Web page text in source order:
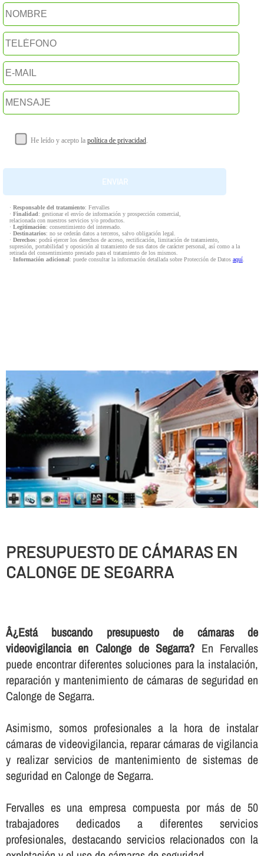
He leído y acepto la política de privacidad.
· Responsable del tratamiento: Fervalles
· Finalidad: gestionar el envío de información y prospección comercial,
relacionada con nuestros servicios y/o productos.
· Legitimación: consentimiento del interesado.
· Destinatarios: no se cederán datos a terceros, salvo obligación legal.
· Derechos: podrá ejercer los derechos de acceso, rectificación, limitación de tratamiento,
supresión, portabilidad y oposición al tratamiento de sus datos de carácter personal, así como a la
retirada del consentimiento prestado para el tratamiento de los mismos.
· Información adicional: puede consultar la información detallada sobre Protección de Datos aquí.
PRESUPUESTO DE CÁMARAS EN
CALONGE DE SEGARRA
Â¿Está buscando presupuesto de cámaras de
videovigilancia en Calonge de Segarra? En Fervalles
puede encontrar diferentes soluciones para la instalación,
reparación y mantenimiento de cámaras de seguridad en
Calonge de Segarra.
Asimismo, somos profesionales a la hora de instalar
cámaras de videovigilancia, reparar cámaras de vigilancia
y realizar servicios de mantenimiento de sistemas de
seguridad en Calonge de Segarra.
Fervalles es una empresa compuesta por más de 50
trabajadores dedicados a diferentes servicios
profesionales, destacando servicios relacionados con la